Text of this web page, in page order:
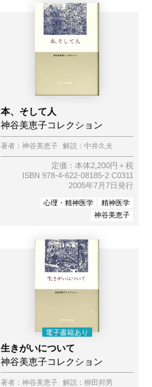
本、そして人
神谷美恵子コレクション
著者： 神谷美恵子 解説： 中井久夫
定価：本体2,200円＋税
ISBN 978-4-622-08185-2 C0311
2005年7月7日発行
心理・精神医学
精神医学
神谷美恵子
生きがいについて
神谷美恵子コレクション
著者： 神谷美恵子 解説： 柳田邦男